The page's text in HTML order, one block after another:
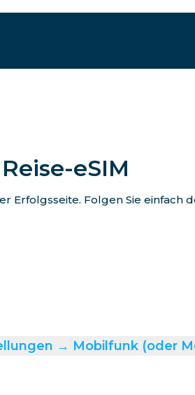
eSIM
Erfolgsseite. Folgen Sie einfach
→ Mobilfunk (oder